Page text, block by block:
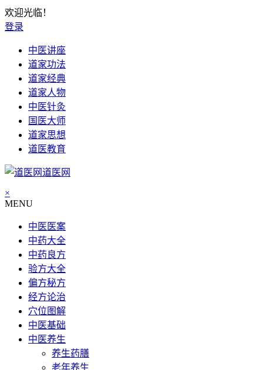
欢迎光临！
登录
中医讲座
道家功法
道家经典
道家人物
中医针灸
国医大师
道家思想
道医教育
道医网
×
MENU
中医医案
中药大全
中药良方
验方大全
偏方秘方
经方论治
穴位图解
中医基础
中医养生
养生药膳
老年养生